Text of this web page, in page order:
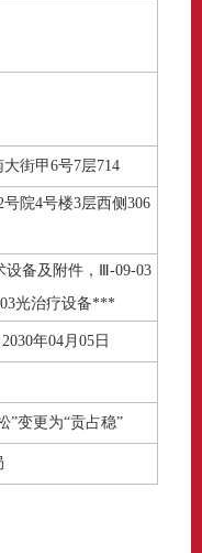
街甲6号7层714
院4号楼3层西侧306
设备及附件，Ⅲ-09-03
光治疗设备***
年04月05日
”变更为“贡占稳”